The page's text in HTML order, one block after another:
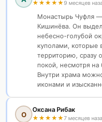
★ ★ ★ ★ ★9 месяцев
Монастырь Чуфля
Кишинёва. Он
небесно-голубой
куполами, которые
территорию, сразу
покой, несмотря на
Внутри храма
иконами и
О
Оксана Рибак
★ ★ ★ ★ ★7 месяцев